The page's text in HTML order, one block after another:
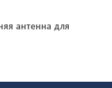
антенна для